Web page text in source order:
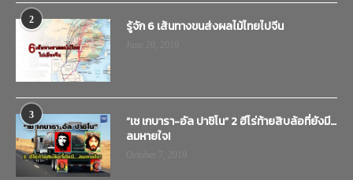
2 รู้จัก 6 เส้นทางขนส่งผลไม้ไทยไปจีน
3
“เช เกบารา-อัล ปาชิโน” 2 ฮีโร่ท้ายสิบล้อที่ยังมี…
ลมหายใจ!